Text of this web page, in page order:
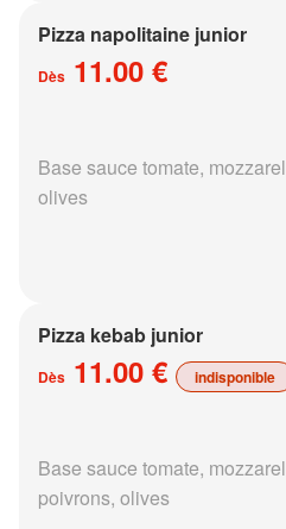
Pizza napolitaine junior
Dès 11.00 €
Base sauce tomate,
olives
Pizza kebab junior
Dès 11.00 € indisponible
Base sauce tomate,
poivrons, olives